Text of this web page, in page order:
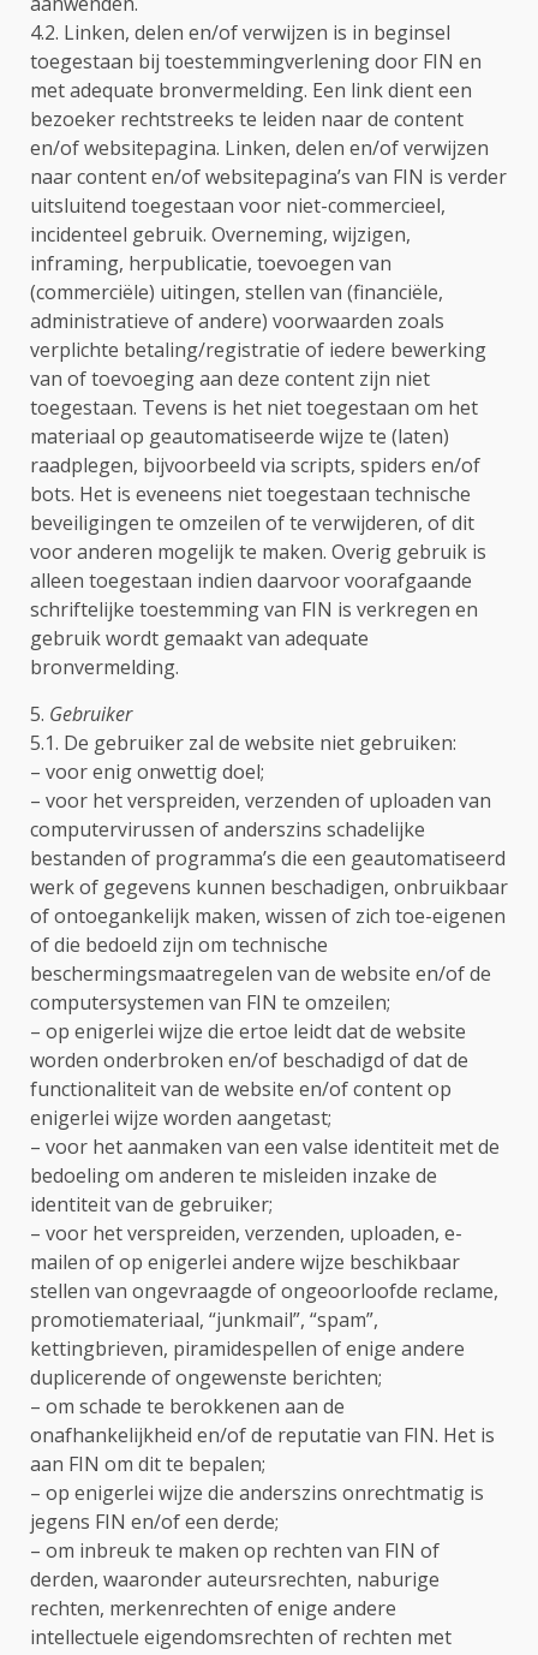
4.2. Linken, delen en/of verwijzen is in beginsel
toegestaan bij toestemmingverlening door FIN en
met adequate bronvermelding. Een link dient een
bezoeker rechtstreeks te leiden naar de content
en/of websitepagina. Linken, delen en/of verwijzen
naar content en/of websitepagina’s van FIN is verder
uitsluitend toegestaan voor niet-commercieel,
incidenteel gebruik. Overneming, wijzigen,
inframing, herpublicatie, toevoegen van
(commerciële) uitingen, stellen van (financiële,
administratieve of andere) voorwaarden zoals
verplichte betaling/registratie of iedere bewerking
van of toevoeging aan deze content zijn niet
toegestaan. Tevens is het niet toegestaan om het
materiaal op geautomatiseerde wijze te (laten)
raadplegen, bijvoorbeeld via scripts, spiders en/of
bots. Het is eveneens niet toegestaan technische
beveiligingen te omzeilen of te verwijderen, of dit
voor anderen mogelijk te maken. Overig gebruik is
alleen toegestaan indien daarvoor voorafgaande
schriftelijke toestemming van FIN is verkregen en
gebruik wordt gemaakt van adequate
bronvermelding.
5. Gebruiker
5.1. De gebruiker zal de website niet gebruiken:
– voor enig onwettig doel;
– voor het verspreiden, verzenden of uploaden van
computervirussen of anderszins schadelijke
bestanden of programma’s die een geautomatiseerd
werk of gegevens kunnen beschadigen, onbruikbaar
of ontoegankelijk maken, wissen of zich toe-eigenen
of die bedoeld zijn om technische
beschermingsmaatregelen van de website en/of de
computersystemen van FIN te omzeilen;
– op enigerlei wijze die ertoe leidt dat de website
worden onderbroken en/of beschadigd of dat de
functionaliteit van de website en/of content op
enigerlei wijze worden aangetast;
– voor het aanmaken van een valse identiteit met de
bedoeling om anderen te misleiden inzake de
identiteit van de gebruiker;
– voor het verspreiden, verzenden, uploaden, e-
mailen of op enigerlei andere wijze beschikbaar
stellen van ongevraagde of ongeoorloofde reclame,
promotiemateriaal, “junkmail”, “spam”,
kettingbrieven, piramidespellen of enige andere
duplicerende of ongewenste berichten;
– om schade te berokkenen aan de
onafhankelijkheid en/of de reputatie van FIN. Het is
aan FIN om dit te bepalen;
– op enigerlei wijze die anderszins onrechtmatig is
jegens FIN en/of een derde;
– om inbreuk te maken op rechten van FIN of
derden, waaronder auteursrechten, naburige
rechten, merkenrechten of enige andere
intellectuele eigendomsrechten of rechten met